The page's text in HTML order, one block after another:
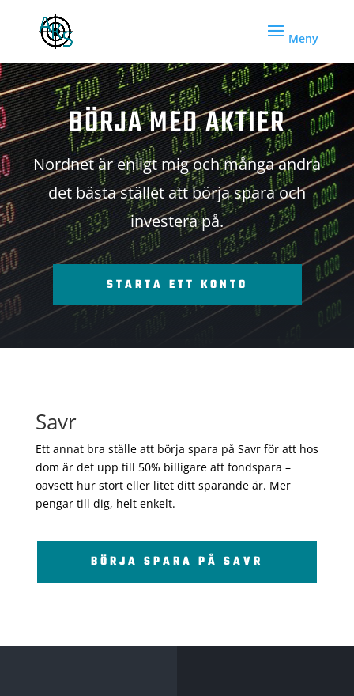
BÖRJA MED AKTIER
Nordnet är enligt mig och många andra
det bästa stället att börja spara och
investera på.
STARTA ETT KONTO
Savr
Ett annat bra ställe att börja spara på Savr för att hos
dom är det upp till 50% billigare att fondspara –
oavsett hur stort eller litet ditt sparande är. Mer
pengar till dig, helt enkelt.
BÖRJA SPARA PÅ SAVR